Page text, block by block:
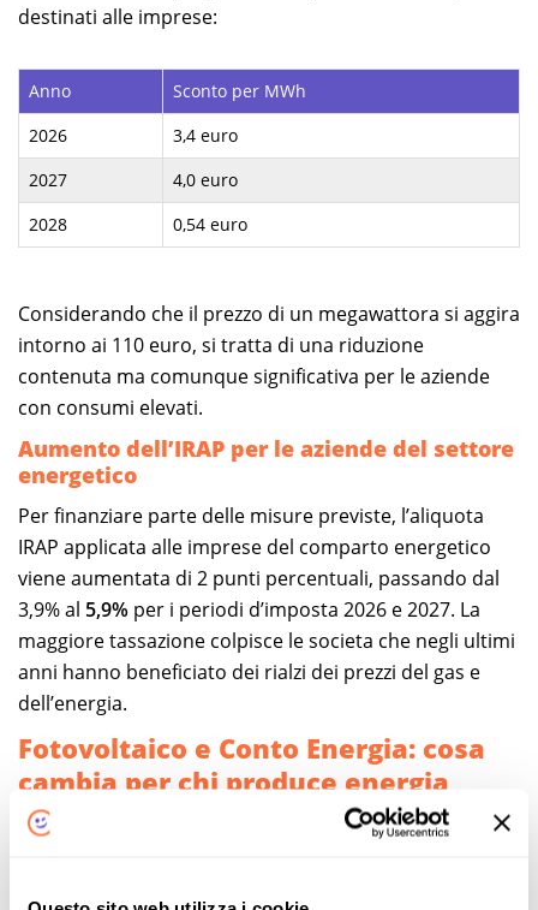
destinati alle imprese:
Anno
Sconto per MWh
2026
3,4 euro
2027
4,0 euro
2028
0,54 euro
Considerando che il prezzo di un megawattora si aggira
intorno ai 110 euro, si tratta di una riduzione
contenuta ma comunque significativa per le aziende
con consumi elevati.
Aumento dell’IRAP per le aziende del settore
energetico
Per finanziare parte delle misure previste, l’aliquota
IRAP applicata alle imprese del comparto energetico
viene aumentata di 2 punti percentuali, passando dal
3,9% al 5,9% per i periodi d’imposta 2026 e 2027. La
maggiore tassazione colpisce le societa che negli ultimi
anni hanno beneficiato dei rialzi dei prezzi del gas e
dell’energia.
Fotovoltaico e Conto Energia: cosa
cambia per chi produce energia
rinnovabile